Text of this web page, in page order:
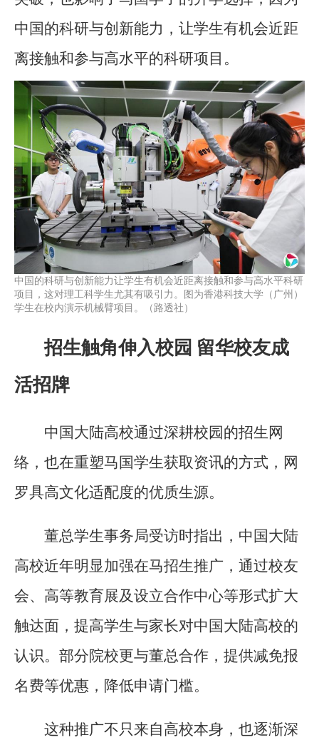
中国的科研与创新能力，让学生有机会近距
离接触和参与高水平的科研项目。
中国的科研与创新能力让学生有机会近距离接触和参与高水平科研
项目，这对理工科学生尤其有吸引力。图为香港科技大学（广州）
学生在校内演示机械臂项目。（路透社）
招生触角伸入校园 留华校友成
活招牌
中国大陆高校通过深耕校园的招生网
络，也在重塑马国学生获取资讯的方式，网
罗具高文化适配度的优质生源。
董总学生事务局受访时指出，中国大陆
高校近年明显加强在马招生推广，通过校友
会、高等教育展及设立合作中心等形式扩大
触达面，提高学生与家长对中国大陆高校的
认识。部分院校更与董总合作，提供减免报
名费等优惠，降低申请门槛。
这种推广不只来自高校本身，也逐渐深